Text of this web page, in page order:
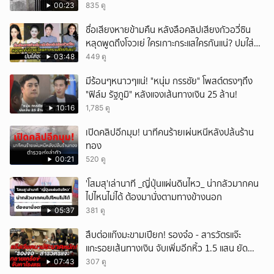
00:23 835 ดู
03:48
ชื่อเสียงหายข้ามคืน หลังลือคลิปเสียงกัวอวี่ซิน
หลุดพูดถึงโจวเย่ ใครเกาะกระแสใครกันแน่? ปมใส่ชุด
เหมือนกัน
449 ดู
10:16
มีร้อนๆหนาวๆแน่! "หนุ่ม กรรชัย" โพสต์ตรงๆถึง
"ฟิล์ม รัฐภูมิ" หลังแจงเส้นทางเงิน 25 ล้าน!
1,785 ดู
00:21
เปิดคลิปอีกมุม! นาทีคนร้ายเผ่นหนีหลังปล้uร้าน
ทอง
520 ดู
05:37
'โสมสุ'เล่านาที _ญี่ปุ่นแผ่นดินไหว_ น่ากลัวมากคน
ไปไหนไม่ได้ ต้องมานั่งตามทางข้างนอก
381 ดู
07:43
สืบต่อแก๊งมะขามเปียก! รองจ๋อ - สารวัตรแจ๊ะ
แกะรอยเส้นทางเงิน จับเพิ่มอีกหิ้ว 1.5 แสน ยัด
สินบน
307 ดู